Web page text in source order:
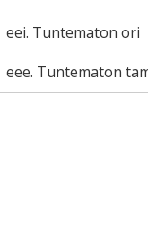
eei. Tuntematon ori
eee. Tuntematon